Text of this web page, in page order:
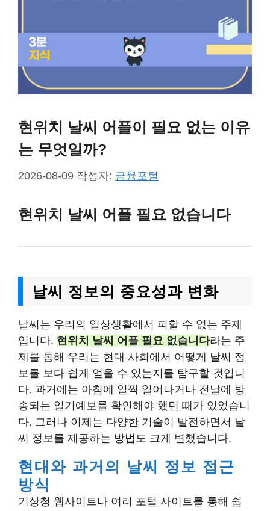
현위치 날씨 어플이 필요 없는 이유
는 무엇일까?
2026-08-09 작성자: 금융포털
현위치 날씨 어플 필요 없습니다
날씨 정보의 중요성과 변화
날씨는 우리의 일상생활에서 피할 수 없는 주제
입니다. 현위치 날씨 어플 필요 없습니다라는 주
제를 통해 우리는 현대 사회에서 어떻게 날씨 정
보를 보다 쉽게 얻을 수 있는지를 탐구할 것입니
다. 과거에는 아침에 일찍 일어나거나 전날에 방
송되는 일기예보를 확인해야 했던 때가 있었습니
다. 그러나 이제는 다양한 기술이 발전하면서 날
씨 정보를 제공하는 방법도 크게 변했습니다.
현대와 과거의 날씨 정보 접근
방식
기상청 웹사이트나 여러 포털 사이트를 통해 쉽